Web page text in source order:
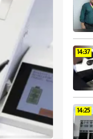
14:37
14:25